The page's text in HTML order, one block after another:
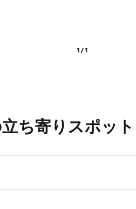
1 / 1
ち寄りスポット